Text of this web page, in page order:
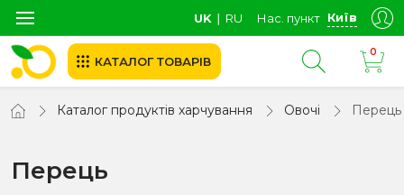
UK ∣ RU Нас. пункт Київ
КАТАЛОГ ТОВАРІВ
0
Каталог продуктів харчування Овочі Перець
Перець